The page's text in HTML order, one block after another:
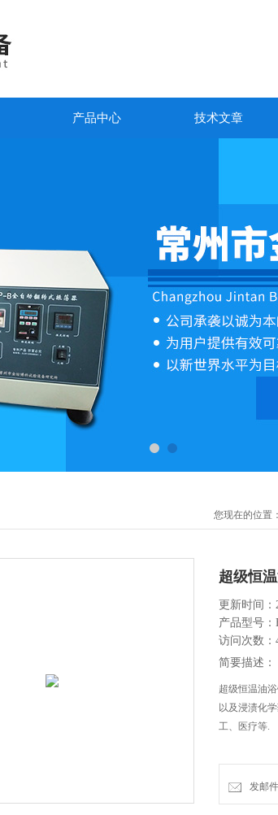
产品中心 技术文章
您现在的位置：
超级恒
更新时间：
产品型号
访问次数：
简要描述：
超级恒温油
以及浸渍化
工、医疗等.
发邮